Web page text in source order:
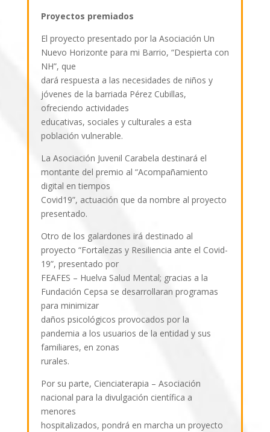
Proyectos premiados
El proyecto presentado por la Asociación Un
Nuevo Horizonte para mi Barrio, “Despierta con
NH”, que
dará respuesta a las necesidades de niños y
jóvenes de la barriada Pérez Cubillas,
ofreciendo actividades
educativas, sociales y culturales a esta
población vulnerable.
La Asociación Juvenil Carabela destinará el
montante del premio al “Acompañamiento
digital en tiempos
Covid19”, actuación que da nombre al proyecto
presentado.
Otro de los galardones irá destinado al
proyecto “Fortalezas y Resiliencia ante el Covid-
19”, presentado por
FEAFES – Huelva Salud Mental; gracias a la
Fundación Cepsa se desarrollaran programas
para minimizar
daños psicológicos provocados por la
pandemia a los usuarios de la entidad y sus
familiares, en zonas
rurales.
Por su parte, Cienciaterapia – Asociación
nacional para la divulgación científica a
menores
hospitalizados, pondrá en marcha un proyecto